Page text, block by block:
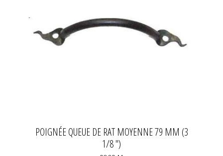
POIGNÉE QUEUE DE RAT MOYENNE 79 MM (3
1/8 ")